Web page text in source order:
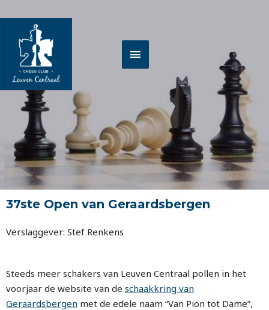
naar
inhoud
37ste Open van Geraardsbergen
Verslaggever: Stef Renkens
Steeds meer schakers van Leuven Centraal pollen in het
voorjaar de website van de schaakkring van
Geraardsbergen met de edele naam “Van Pion tot Dame”,